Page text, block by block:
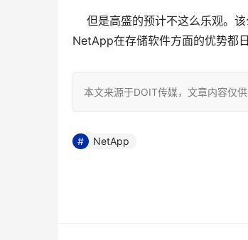
但是高盛的预计不这么乐观。该
NetApp在存储软件方面的优势都
本文来源于DOIT传媒，文章内容仅供
NetApp